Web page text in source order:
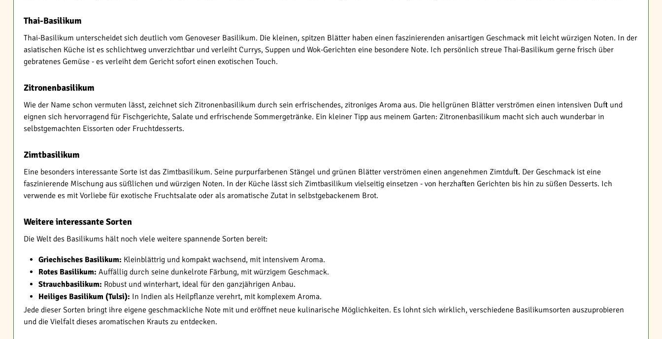
Thai-Basilikum
Thai-Basilikum unterscheidet sich deutlich vom Genoveser Basilikum. Die kleinen, spitzen Blätter haben einen faszinierenden anisartigen Geschmack mit leicht würzigen Noten. In der
asiatischen Küche ist es schlichtweg unverzichtbar und verleiht Currys, Suppen und Wok-Gerichten eine besondere Note. Ich persönlich streue Thai-Basilikum gerne frisch über
gebratenes Gemüse - es verleiht dem Gericht sofort einen exotischen Touch.
Zitronenbasilikum
Wie der Name schon vermuten lässt, zeichnet sich Zitronenbasilikum durch sein erfrischendes, zitroniges Aroma aus. Die hellgrünen Blätter verströmen einen intensiven Duft und
eignen sich hervorragend für Fischgerichte, Salate und erfrischende Sommergetränke. Ein kleiner Tipp aus meinem Garten: Zitronenbasilikum macht sich auch wunderbar in
selbstgemachten Eissorten oder Fruchtdesserts.
Zimtbasilikum
Eine besonders interessante Sorte ist das Zimtbasilikum. Seine purpurfarbenen Stängel und grünen Blätter verströmen einen angenehmen Zimtduft. Der Geschmack ist eine
faszinierende Mischung aus süßlichen und würzigen Noten. In der Küche lässt sich Zimtbasilikum vielseitig einsetzen - von herzhaften Gerichten bis hin zu süßen Desserts. Ich
verwende es mit Vorliebe für exotische Fruchtsalate oder als aromatische Zutat in selbstgebackenem Brot.
Weitere interessante Sorten
Die Welt des Basilikums hält noch viele weitere spannende Sorten bereit:
Griechisches Basilikum: Kleinblättrig und kompakt wachsend, mit intensivem Aroma.
Rotes Basilikum: Auffällig durch seine dunkelrote Färbung, mit würzigem Geschmack.
Strauchbasilikum: Robust und winterhart, ideal für den ganzjährigen Anbau.
Heiliges Basilikum (Tulsi): In Indien als Heilpflanze verehrt, mit komplexem Aroma.
Jede dieser Sorten bringt ihre eigene geschmackliche Note mit und eröffnet neue kulinarische Möglichkeiten. Es lohnt sich wirklich, verschiedene Basilikumsorten auszuprobieren
und die Vielfalt dieses aromatischen Krauts zu entdecken.